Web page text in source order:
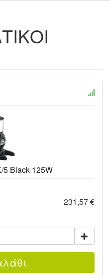
5 Black 125W
231,57 €